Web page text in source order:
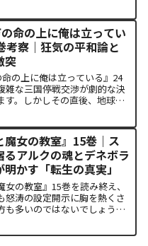
すのでしょうか。本記事で
明かされた驚愕...
の命の上に俺は立ってい
考察｜狂気の平和論と
突
命の上に俺は立っている』24
雑な三国停戦交渉が劇的な決
す。しかしその直後、地球を
す。彼が主張する「狂気の平
谷友助たち...
魔女の教室』15巻｜ス
るアルクの魂とデネボラ
かす「転生の真実」
女の教室』15巻を読み終え、
怒涛の設定開示に胸を熱くさ
も多いのではないでしょう